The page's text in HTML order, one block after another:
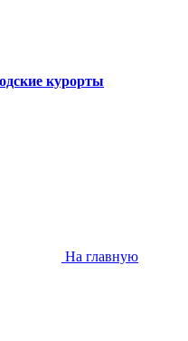
курорты
На главную